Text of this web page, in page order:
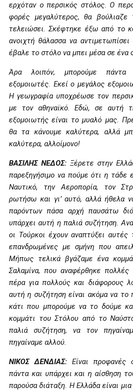
ερχόταν ο περσικός στόλος. Ο
φορές μεγαλύτερος, θα βούλιαζε
τελειώσει. Σκέφτηκε έξω από το
ανοιχτή θάλασσα να
έβαλε το στόλο να μπει μέσα σε ένα
Άρα λοιπόν, μπορούμε πάντα
εξομοιωτές. Εκεί ο μεγάλος
Η γεωγραφία υποχρέωσε τον
με τον αθηναϊκό. Εδώ, σε αυτή
εξομοιωτής είναι το μυαλό μας.
θα τα κάνουμε καλύτερα, αλλά
καλύτερα, αλλοίμονο!
ΒΑΣΙΛΗΣ ΝΕΔΟΣ: Ξέρετε στην
παρεξηγήσιμο να πούμε ότι η τάδε
Ναυτικό, την Αεροπορία, τον
ρωτήσω και γι’ αυτό, αλλά ήθελα
παρόντων πάσα αρχή παυσάτω
υπάρχει αυτή η παλιά συζήτηση.
οι Τούρκοι έχουν αναπτύξει αυτές
επανδρωμένες με σμήνη που
Μήπως τελικά βγάζαμε ένα
Σαλαμίνα, που αναφέρθηκε
πέρα για πολλούς και διάφορους
αυτή η συζήτηση είναι ακόμα να το
κάτι που μπορούμε να το δούμε
κομμάτι του Στόλου από το
παλιά συζήτηση, να τον
πηγαίναμε αλλού.
ΝΙΚΟΣ ΔΕΝΔΙΑΣ: Είναι προφανές
πάντα και υπάρχει και η αίσθηση
παρούσα διάταξη. Η Ελλάδα είναι